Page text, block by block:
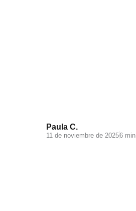
Paula C.
11 de noviembre de 20256 min.